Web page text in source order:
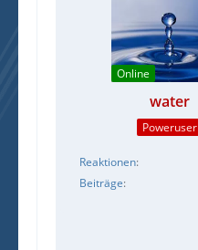
Online
water
Poweruser
Reaktionen
Beiträge